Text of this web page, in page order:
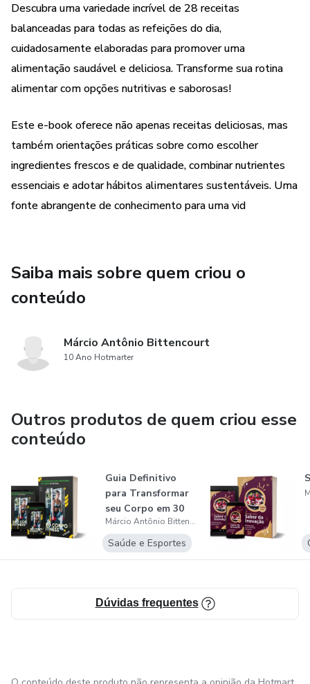
Além de proporcionar prazer ao paladar, nosso e-book
também oferece uma visão abrangente dos benefícios de
uma alimentação saudável. Aprenda como escolher
ingredientes frescos e de alta qualidade, descubra os
saiba como transformar sua rotina alimentar em um estilo
de vida mais saudável e sustentável.
Ao adotar uma alimentação saudável, você estará
investindo no seu bem-estar físico, mental e emocional.
Experimente o poder transformador de uma dieta
qualidade de vida.
Prepare-se para embarcar em uma jornada deliciosa e
página é uma oportunidade de se aproximar do seu melhor
eu, enquanto desfruta de refeições incríveis e nutrindo seu
corpo e alma.
Descubra uma variedade incrível de 28 receitas
balanceadas para todas as refeições do dia,
cuidadosamente elaboradas para promover uma
alimentação saudável e deliciosa. Transforme sua rotina
alimentar com opções nutritivas e saborosas!
Este e-book oferece não apenas receitas deliciosas, mas
também orientações práticas sobre como escolher
ingredientes frescos e de qualidade, combinar nutrientes
essenciais e adotar hábitos alimentares sustentáveis. Uma
fonte abrangente de conhecimento para uma vid
Saiba mais sobre quem criou o
conteúdo
Márcio Antônio Bittencourt
10 Ano Hotmarter
Outros produtos de quem criou esse
conteúdo
Guia Definitivo
para Transformar
seu Corpo em 30
Dias
Márcio Antônio Bittencourt
Saúde e Esportes
Dúvidas frequentes